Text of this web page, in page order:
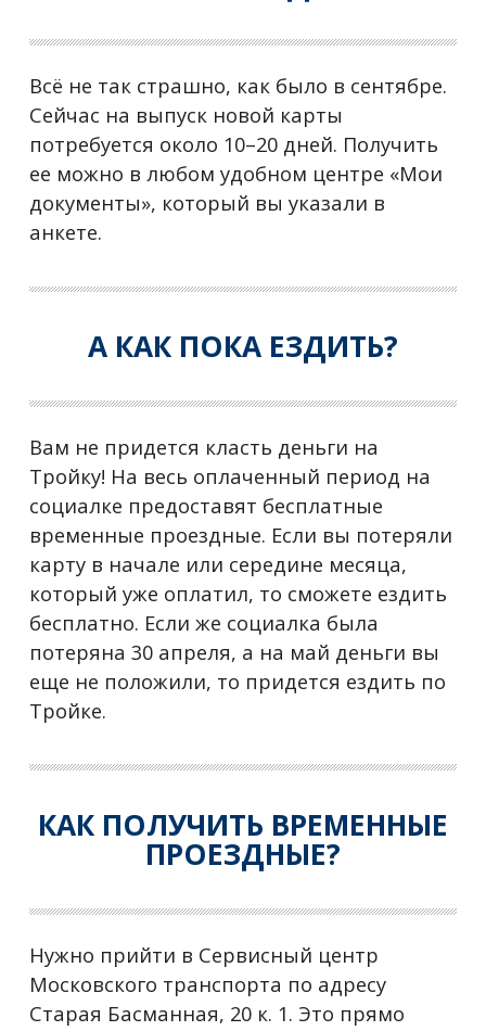
Всё не так страшно, как было в сентябре.
Сейчас на выпуск новой карты
потребуется около 10–20 дней. Получить
ее можно в любом удобном центре «Мои
документы», который вы указали в
анкете.
А КАК ПОКА ЕЗДИТЬ?
Вам не придется класть деньги на
Тройку! На весь оплаченный период на
социалке предоставят бесплатные
временные проездные. Если вы потеряли
карту в начале или середине месяца,
который уже оплатил, то сможете ездить
бесплатно. Если же социалка была
потеряна 30 апреля, а на май деньги вы
еще не положили, то придется ездить по
Тройке.
КАК ПОЛУЧИТЬ ВРЕМЕННЫЕ
ПРОЕЗДНЫЕ?
Нужно прийти в Сервисный центр
Московского транспорта по адресу
Старая Басманная, 20 к. 1. Это прямо